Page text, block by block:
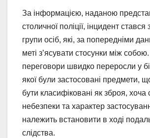
За інформацією, наданою
столичної поліції, інцидент стався
групи осіб, які, за попередніми
меті з’ясувати стосунки між
переговори швидко переросли у
якої були застосовані предмети,
бути класифіковані як зброя, хоча
небезпеки та характер
належить встановити в ході
слідства.